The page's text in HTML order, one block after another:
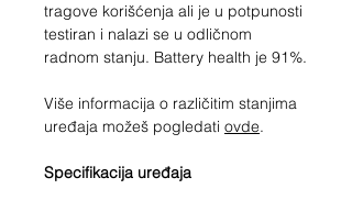
tragove korišćenja ali je u potpunosti
testiran i nalazi se u odličnom
radnom stanju. Battery health je 91%.
Više informacija o različitim stanjima
uređaja možeš pogledati ovde.
Specifikacija uređaja